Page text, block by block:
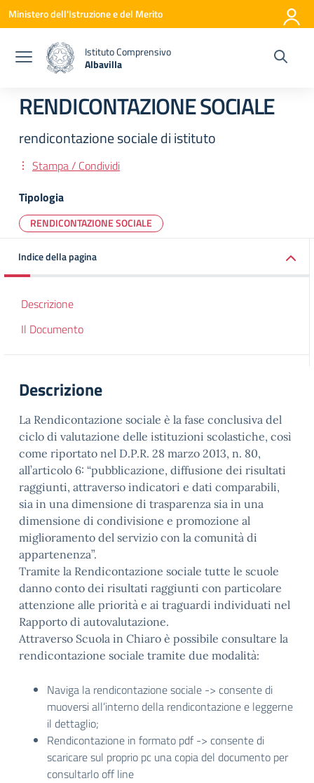
Vai ai contenuti
Vai al menu di navigazione
Vai al footer
Ministero dell'Istruzione e del Merito
Istituto Comprensivo
Albavilla
RENDICONTAZIONE SOCIALE
rendicontazione sociale di istituto
Stampa / Condividi
Tipologia
RENDICONTAZIONE SOCIALE
Indice della pagina
Descrizione
Il Documento
Descrizione
La Rendicontazione sociale è la fase conclusiva del
ciclo di valutazione delle istituzioni scolastiche, così
come riportato nel D.P.R. 28 marzo 2013, n. 80,
all’articolo 6: “pubblicazione, diffusione dei risultati
raggiunti, attraverso indicatori e dati comparabili,
sia in una dimensione di trasparenza sia in una
dimensione di condivisione e promozione al
miglioramento del servizio con la comunità di
appartenenza”.
Tramite la Rendicontazione sociale tutte le scuole
danno conto dei risultati raggiunti con particolare
attenzione alle priorità e ai traguardi individuati nel
Rapporto di autovalutazione.
Attraverso Scuola in Chiaro è possibile consultare la
rendicontazione sociale tramite due modalità:
Naviga la rendicontazione sociale -> consente di
muoversi all’interno della rendicontazione e leggerne
il dettaglio;
Rendicontazione in formato pdf -> consente di
scaricare sul proprio pc una copia del documento per
consultarlo off line